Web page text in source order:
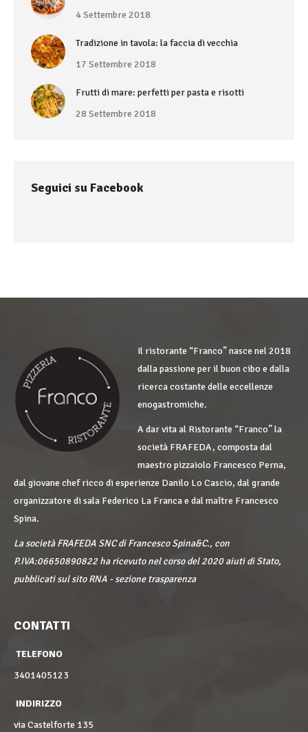
4 Settembre 2018
Tradizione in tavola: la faccia di vecchia
17 Settembre 2018
Frutti di mare: perfetti per pasta e risotti
28 Settembre 2018
Seguici su Facebook
Il ristorante “Franco” nasce nel 2018
dalla passione per il buon cibo e dalla
ricerca costante delle eccellenze
enogastromiche.
A dar vita al Ristorante “Franco” la
società FRAFEDA, composta dal
maestro pizzaiolo Francesco Perna,
dal giovane chef ricco di esperienze Danilo Lo Cascio, dal grande
organizzatore di sala Federico La Franca e dal maître Francesco
Spina.
La società FRAFEDA SNC di Francesco Spina&C., con
P.IVA:06650890822 ha ricevuto nel corso del 2020 aiuti di Stato,
pubblicati sul sito RNA - sezione trasparenza
CONTATTI
TELEFONO
3401405123
INDIRIZZO
via Castelforte 135